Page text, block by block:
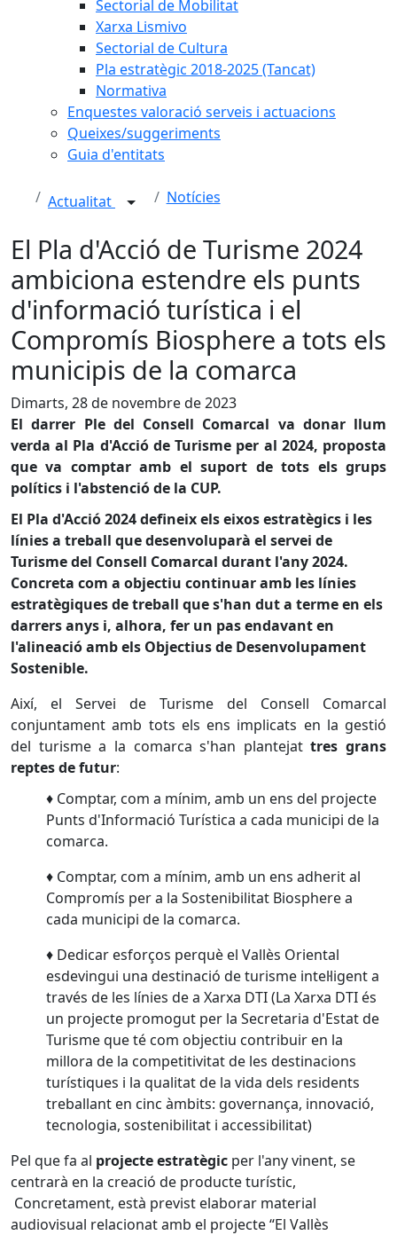
Sectorial de Mobilitat
Xarxa Lismivo
Sectorial de Cultura
Pla estratègic 2018-2025 (Tancat)
Normativa
Enquestes valoració serveis i actuacions
Queixes/suggeriments
Guia d'entitats
Actualitat Notícies
El Pla d'Acció de Turisme 2024
ambiciona estendre els punts
d'informació turística i el
Compromís Biosphere a tots els
municipis de la comarca
Dimarts, 28 de novembre de 2023
El darrer Ple del Consell Comarcal va donar llum
verda al Pla d'Acció de Turisme per al 2024, proposta
que va comptar amb el suport de tots els grups
polítics i l'abstenció de la CUP.
El Pla d'Acció 2024 defineix els eixos estratègics i les
línies a treball que desenvoluparà el servei de
Turisme del Consell Comarcal durant l'any 2024.
Concreta com a objectiu continuar amb les línies
estratègiques de treball que s'han dut a terme en els
darrers anys i, alhora, fer un pas endavant en
l'alineació amb els Objectius de Desenvolupament
Sostenible.
Així, el Servei de Turisme del Consell Comarcal
conjuntament amb tots els ens implicats en la gestió
del turisme a la comarca s'han plantejattres grans
reptes de futur:
♦ Comptar, com a mínim, amb un ens del projecte
Punts d'Informació Turística a cada municipi de la
comarca.
♦ Comptar, com a mínim, amb un ens adherit al
Compromís per a la Sostenibilitat Biosphere a
cada municipi de la comarca.
♦ Dedicar esforços perquè el Vallès Oriental
esdevingui una destinació de turisme intel·ligent a
través de les línies de a Xarxa DTI (La Xarxa DTI és
un projecte promogut per la Secretaria d'Estat de
Turisme que té com objectiu contribuir en la
millora de la competitivitat de les destinacions
turístiques i la qualitat de la vida dels residents
treballant en cinc àmbits: governança, innovació,
tecnologia, sostenibilitat i accessibilitat)
Pel que fa al projecte estratègic per l'any vinent, se
centrarà en la creació de producte turístic,
Concretament, està previst elaborar material
audiovisual relacionat amb el projecte “El Vallès